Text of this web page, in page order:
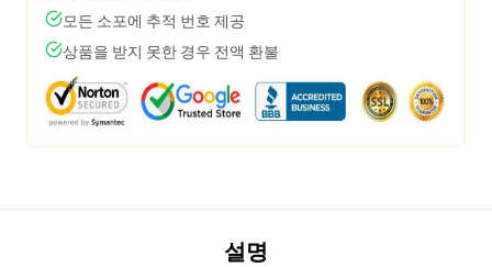
모든 소포에 추적 번호 제공
상품을 받지 못한 경우 전액 환불
설명